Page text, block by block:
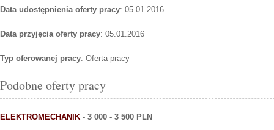
Data udostępnienia oferty pracy: 05.01.2016
Data przyjęcia oferty pracy: 05.01.2016
Typ oferowanej pracy: Oferta pracy
Podobne oferty pracy
ELEKTROMECHANIK - 3 000 - 3 500 PLN